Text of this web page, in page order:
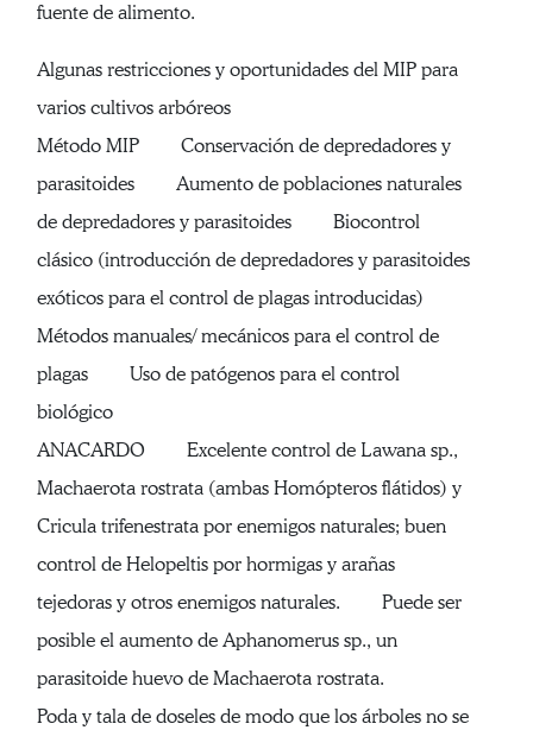
fuente de alimento.
Algunas restricciones y oportunidades del MIP para
varios cultivos arbóreos
Método MIP Conservación de depredadores y
parasitoides Aumento de poblaciones naturales
de depredadores y parasitoides Biocontrol
clásico (introducción de depredadores y parasitoides
exóticos para el control de plagas introducidas)
Métodos manuales/ mecánicos para el control de
plagas Uso de patógenos para el control
biológico
ANACARDO Excelente control de Lawana sp.,
Machaerota rostrata (ambas Homópteros flátidos) y
Cricula trifenestrata por enemigos naturales; buen
control de Helopeltis por hormigas y arañas
tejedoras y otros enemigos naturales. Puede ser
posible el aumento de Aphanomerus sp., un
parasitoide huevo de Machaerota rostrata.
Poda y tala de doseles de modo que los árboles no se